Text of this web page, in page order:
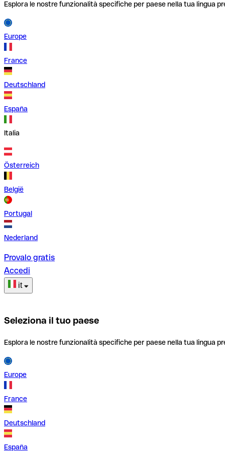
Esplora le nostre funzionalità specifiche per paese nella tua lingua
Europe
France
Deutschland
España
Italia
Österreich
België
Portugal
Nederland
Provalo gratis
Accedi
it
Seleziona il tuo paese
Esplora le nostre funzionalità specifiche per paese nella tua lingua
Europe
France
Deutschland
España